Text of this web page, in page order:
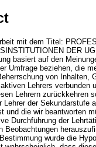
mit dem Titel:
DER
basiert auf den
Umfrage beziehen, die
von Inhalten,
Lehrers
Lehrern
der Sekundarstufe
und die wir beantworten
Durchführung der
Beobachtungen
wurde die